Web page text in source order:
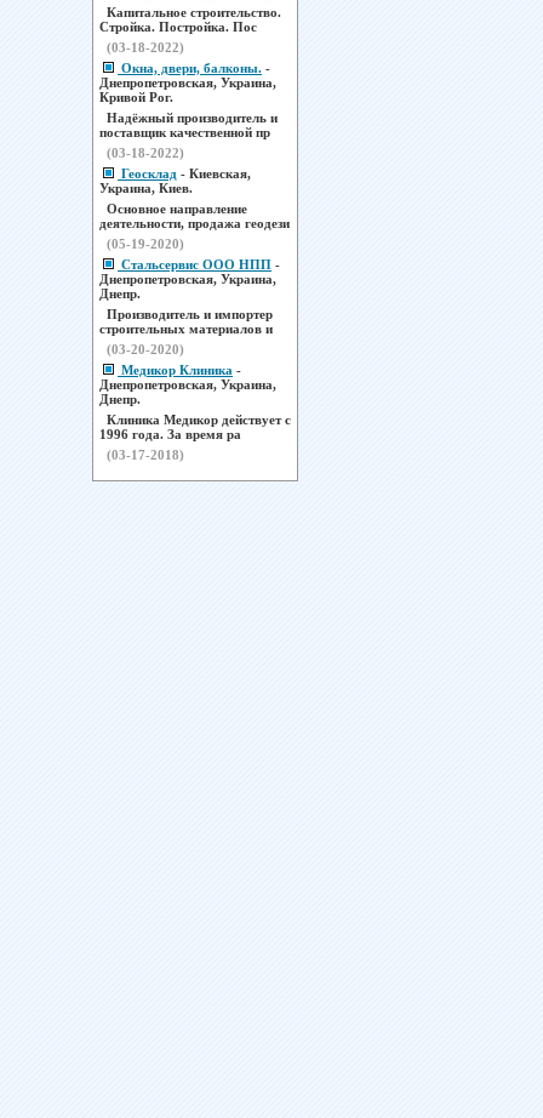
Капитальное строительство.
Стройка. Постройка. Пос
(03-18-2022)
Окна, двери, балконы. -
Днепропетровская, Украина,
Кривой Рог.
Надёжный производитель и
поставщик качественной пр
(03-18-2022)
Геосклад - Киевская,
Украина, Киев.
Основное направление
деятельности, продажа геодези
(05-19-2020)
Стальсервис ООО НПП -
Днепропетровская, Украина,
Днепр.
Производитель и импортер
строительных материалов и
(03-20-2020)
Медикор Клиника -
Днепропетровская, Украина,
Днепр.
Клиника Медикор действует с
1996 года. За время ра
(03-17-2018)